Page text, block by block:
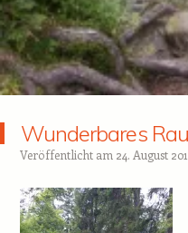
Wunderbares
Veröffentlicht am 24. August